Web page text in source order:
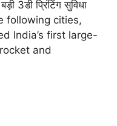
3डी प्रिंटिंग सुविधा
following cities,
India’s first large-
and